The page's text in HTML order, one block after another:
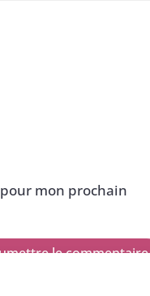
mon prochain
le commentaire